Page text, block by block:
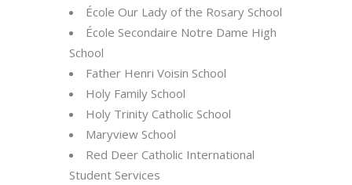
École Our Lady of the Rosary School
École Secondaire Notre Dame High
School
Father Henri Voisin School
Holy Family School
Holy Trinity Catholic School
Maryview School
Red Deer Catholic International
Student Services